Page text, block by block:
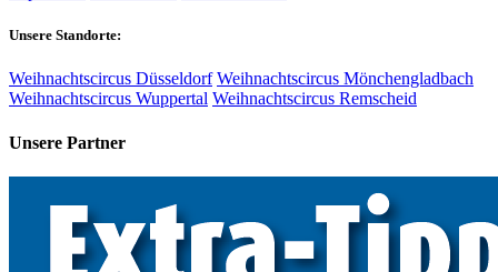
Unsere Standorte:
Weihnachtscircus Düsseldorf Weihnachtscircus Mönchengladbach
Weihnachtscircus Wuppertal Weihnachtscircus Remscheid
Unsere Partner